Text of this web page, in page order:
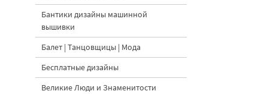
Бантики дизайны машинной
вышивки
Балет | Танцовщицы | Мода
Бесплатные дизайны
Великие Люди и Знаменитости